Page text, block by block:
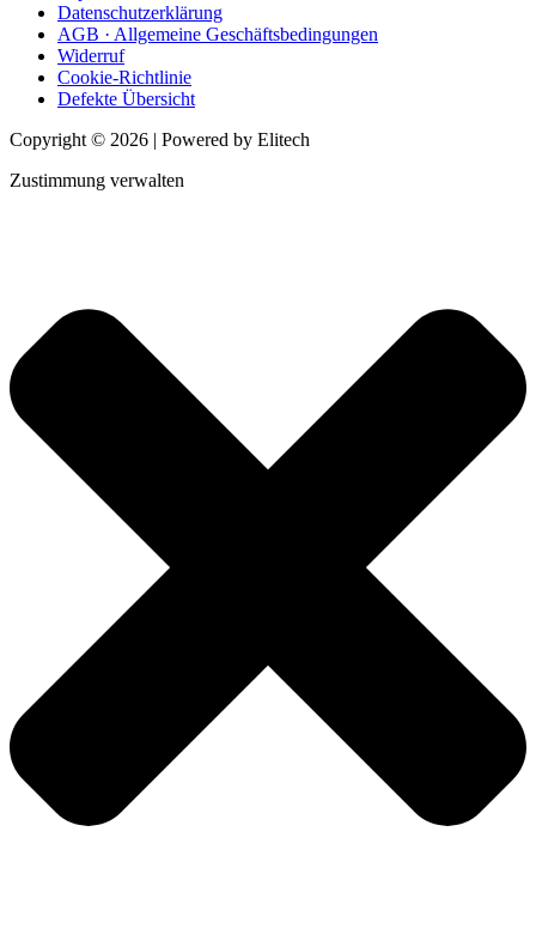
Datenschutzerklärung
AGB · Allgemeine Geschäftsbedingungen
Widerruf
Cookie-Richtlinie
Defekte Übersicht
Copyright © 2026 | Powered by Elitech
Zustimmung verwalten